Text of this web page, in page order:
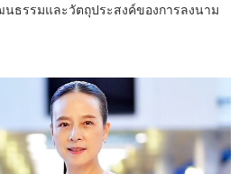
ธรรมและวัตถุประสงค์ของการลงนาม